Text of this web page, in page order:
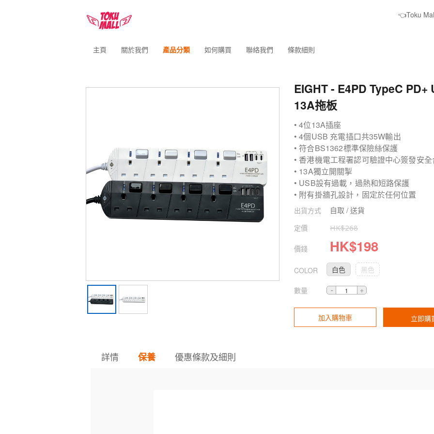
👈Toku
主頁 關於我們 產品分類 如何購買 聯絡我們 條款細則
EIGHT - E4PD TypeC PD+
13A拖板
• 4位13A插座
• 4個USB 充電插口共35W輸出
• 符合BS1362標準保險絲保護
• 香港機電工程署認可驗證中心簽發安
• 13A獨立開關掣
• USB設有過載，過熱和短路保護
• 附有掛牆孔設計，固定於任何位置
出貨方式 自取 / 送貨
定價 HK$268
價錢 HK$198
COLOR 白色 黑色
數量
加入購物車 立即購
詳情 保養 優惠條款及細則